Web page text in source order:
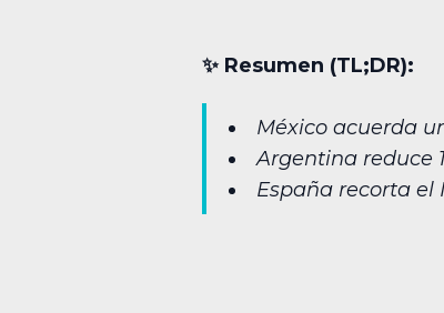
✨︎ Resumen (TL;DR):
México acuerda
Argentina reduce
España recorta el